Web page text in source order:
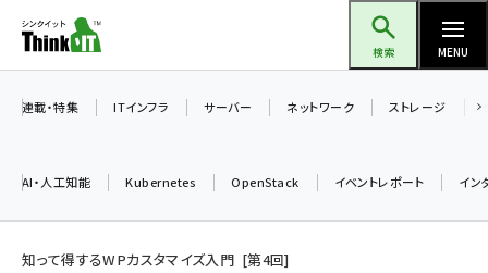
ン
ツ
検索 MENU
連載・特集 ITインフラ サーバー ネットワーク ストレージ
AI・人工知能 Kubernetes OpenStack イベントレポート イン
知って得するWPカスタマイズ入門 第4回